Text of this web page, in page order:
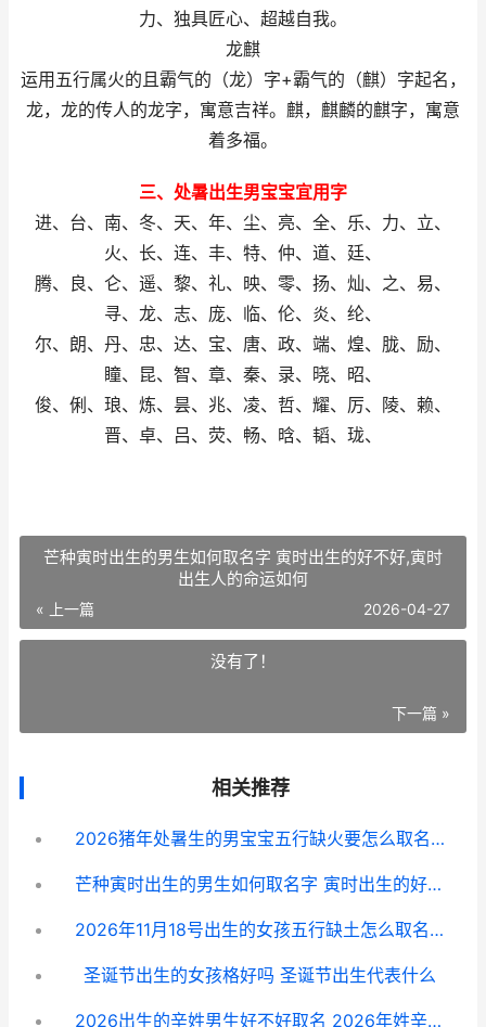
力、独具匠心、超越自我。
龙麒
运用五行属火的且霸气的（龙）字+霸气的（麒）字起名，
龙，龙的传人的龙字，寓意吉祥。麒，麒麟的麒字，寓意
着多福。
三、处暑出生男宝宝宜用字
进、台、南、冬、天、年、尘、亮、全、乐、力、立、
火、长、连、丰、特、仲、道、廷、
腾、良、仑、遥、黎、礼、映、零、扬、灿、之、易、
寻、龙、志、庞、临、伦、炎、纶、
尔、朗、丹、忠、达、宝、唐、政、端、煌、胧、励、
瞳、昆、智、章、秦、录、晓、昭、
俊、俐、琅、炼、昙、兆、凌、哲、耀、厉、陵、赖、
晋、卓、吕、荧、畅、晗、韬、珑、
芒种寅时出生的男生如何取名字 寅时出生的好不好,寅时
出生人的命运如何
« 上一篇 2026-04-27
没有了！
下一篇 »
相关推荐
2026猪年处暑生的男宝宝五行缺火要怎么取名字 处暑出生富贵命
芒种寅时出生的男生如何取名字 寅时出生的好不好,寅时出生人的命运如何
2026年11月18号出生的女孩五行缺土怎么取名 2026年11月18号出生的现在几岁啊
圣诞节出生的女孩格好吗 圣诞节出生代表什么
2026出生的辛姓男生好不好取名 2026年姓辛的男孩名字